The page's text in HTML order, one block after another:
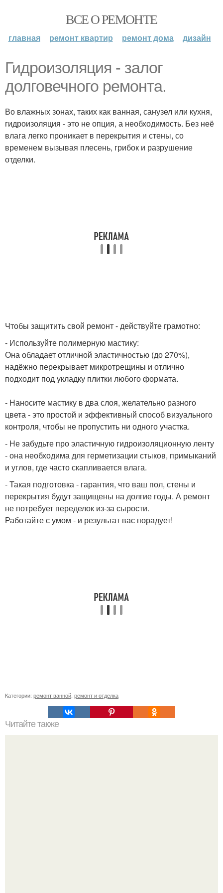
ВСЕ О РЕМОНТЕ
главная ремонт квартир ремонт дома дизайн
Гидроизоляция - залог
долговечного ремонта.
Во влажных зонах, таких как ванная, санузел или кухня,
гидроизоляция - это не опция, а необходимость. Без неё
влага легко проникает в перекрытия и стены, со
временем вызывая плесень, грибок и разрушение
отделки.
Чтобы защитить свой ремонт - действуйте грамотно:
- Используйте полимерную мастику:
Она обладает отличной эластичностью (до 270%),
надёжно перекрывает микротрещины и отлично
подходит под укладку плитки любого формата.
- Наносите мастику в два слоя, желательно разного
цвета - это простой и эффективный способ визуального
контроля, чтобы не пропустить ни одного участка.
- Не забудьте про эластичную гидроизоляционную ленту
- она необходима для герметизации стыков, примыканий
и углов, где часто скапливается влага.
- Такая подготовка - гарантия, что ваш пол, стены и
перекрытия будут защищены на долгие годы. А ремонт
не потребует переделок из-за сырости.
Работайте с умом - и результат вас порадует!
Категории: ремонт ванной ремонт и отделка
Читайте также